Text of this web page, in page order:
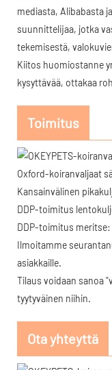
mediasta, Alibabasta
suunnittelijaa, jotka
tekemisestä,
Kiitos huomiostanne
kysyttävää, ottakaa
Toimitus
Kansainvälinen
DDP-toimitus
DDP-toimitus meritse:
Ilmoitamme
asiakkaille.
Tilaus voidaan sanoa
tyytyväinen niihin.
Ota yhteyttä